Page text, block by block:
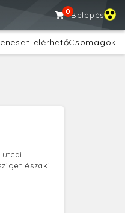
0Belépés
elérhetőCsomagok
északi